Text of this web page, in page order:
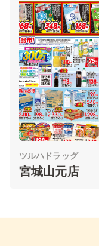
ツルハドラッグ
宮城山元店